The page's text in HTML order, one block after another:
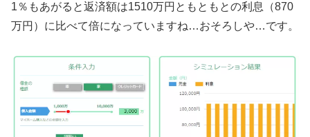
1％もあがると返済額は1510万円ともともとの利息（870
万円）に比べて倍になっていますね…おそろしや…です。